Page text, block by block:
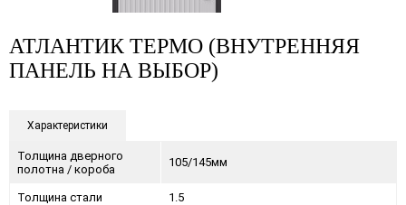
АТЛАНТИК ТЕРМО (ВНУТРЕННЯЯ
ПАНЕЛЬ НА ВЫБОР)
Характеристики
Толщина дверного
полотна / короба
105/145мм
Толщина стали 1.5